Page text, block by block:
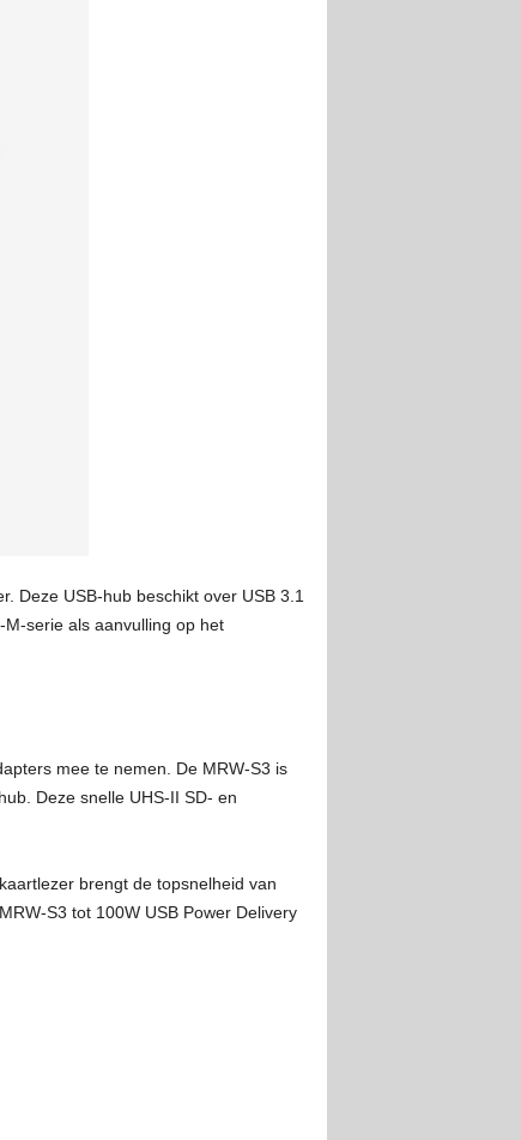
Deze USB-hub beschikt over USB 3.1
serie als aanvulling op het
mee te nemen. De MRW-S3 is
Deze snelle UHS-II SD- en
brengt de topsnelheid van
S3 tot 100W USB Power Delivery